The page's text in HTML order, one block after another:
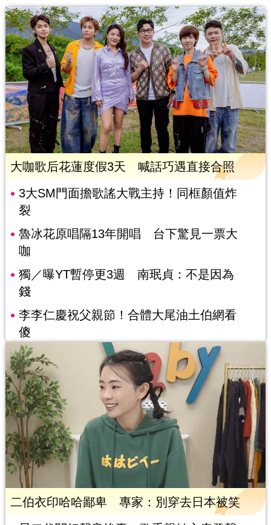
大咖歌后花蓮度假3天 喊話巧遇直接合照
3大SM門面擔歌謠大戰主持！同框顏值炸
裂
魯冰花原唱隔13年開唱 台下驚見一票大
咖
獨／曝YT暫停更3週 南珉貞：不是因為
錢
李李仁慶祝父親節！合體大尾油土伯網看
傻
二伯衣印哈哈鄙卑 專家：別穿去日本被笑